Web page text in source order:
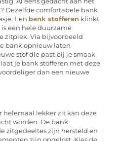
Dezelfde comfortabele bank
Een bank stofferen klinkt
is een hele duurzame
zitplek. Via bijvoorbeeld
bank opnieuw laten
stof die past bij je smaak
je bank stofferen met deze
dan een nieuwe
helemaal lekker zit kan deze
worden. De bank
zitgedeeltes zijn hersteld en